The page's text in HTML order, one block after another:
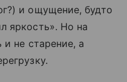
и ощущение, будто
яркость». Но на
и не старение, а